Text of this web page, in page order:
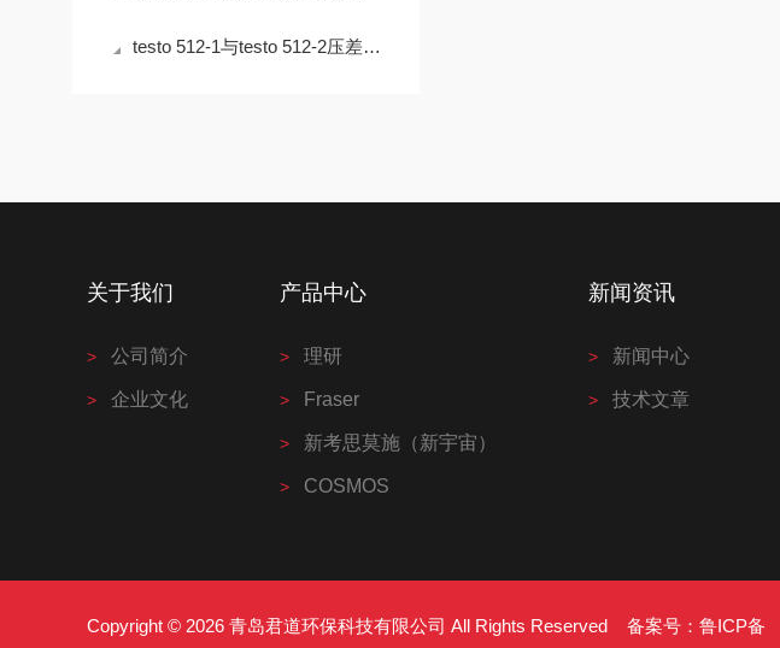
testo 512-1与testo 512-2压差测量仪在通风系统中的应用技术分析
关于我们
公司简介
企业文化
产品中心
理研
Fraser
新考思莫施（新宇宙）
COSMOS
新闻资讯
新闻中心
技术文章
Copyright © 2026 青岛君道环保科技有限公司 All Rights Reserved 备案号： 鲁ICP备